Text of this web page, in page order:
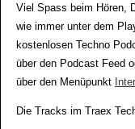
Viel Spass beim Hören,
wie immer unter dem
kostenlosen Techno
über den Podcast Feed
über den Menüpunkt
Die Tracks im Traex